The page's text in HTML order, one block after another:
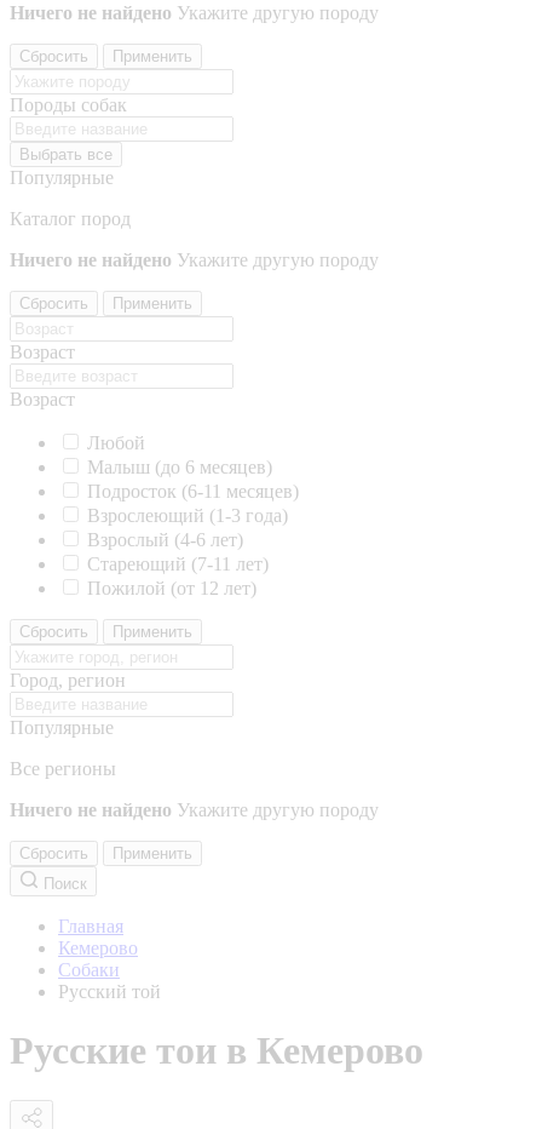
Ничего не найдено Укажите другую породу
Сбросить Применить
Породы собак
Выбрать все
Популярные
Каталог пород
Ничего не найдено Укажите другую породу
Сбросить Применить
Возраст
Возраст
Любой
Малыш (до 6 месяцев)
Подросток (6-11 месяцев)
Взрослеющий (1-3 года)
Взрослый (4-6 лет)
Стареющий (7-11 лет)
Пожилой (от 12 лет)
Сбросить Применить
Город, регион
Популярные
Все регионы
Ничего не найдено Укажите другую породу
Сбросить
Применить
Поиск
Главная
Кемерово
Собаки
Русский той
Русские тои в Кемерово